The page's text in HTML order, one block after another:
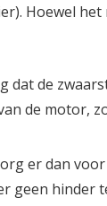
Hoewel
de
de motor,
er dan
geen hinder